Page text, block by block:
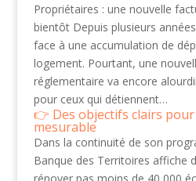
Propriétaires : une nouvelle
bientôt Depuis plusieurs
face à une accumulation de
logement. Pourtant, une
réglementaire va encore
pour ceux qui détiennent…
Des objectifs clairs
mesurable
Dans la continuité de son
Banque des Territoires affiche
rénover pas moins de 40 000